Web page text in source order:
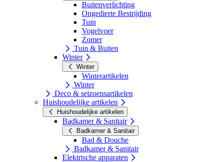
Buitenverlichting
Ongedierte Bestrijding
Tuin
Vogelvoer
Zomer
Tuin & Buiten
Winter
Winter
Winterartikelen
Winter
Deco & seizoensartikelen
Huishoudelijke artikelen
Huishoudelijke artikelen
Badkamer & Sanitair
Badkamer & Sanitair
Bad & Douche
Badkamer & Sanitair
Elektrische apparaten